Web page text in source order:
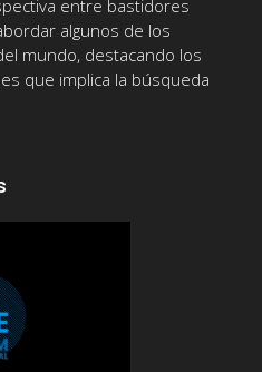
entre bastidores
algunos de los
mundo, destacando los
que implica la búsqueda